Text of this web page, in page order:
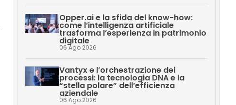
Opper.ai e la sfida del know-how:
come l’intelligenza artificiale
trasforma l’esperienza in patrimonio
digitale
06 Ago 2026
Vantyx e l’orchestrazione dei
processi: la tecnologia DNA e la
“stella polare” dell’efficienza
aziendale
06 Ago 2026